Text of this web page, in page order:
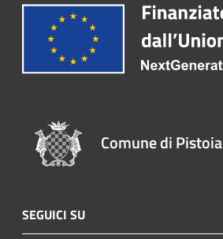
Comune di Pistoia
SEGUICI SU